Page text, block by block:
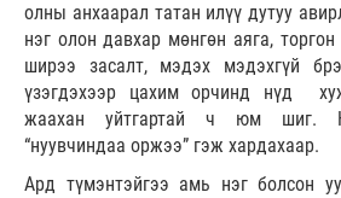
олны анхаарал татан илүү дутуу
нэг олон давхар мөнгөн аяга,
ширээ засалт, мэдэх мэдэхгүй
үзэгдэхээр цахим орчинд нүд
жаахан уйтгартай ч юм шиг.
“нуувчиндаа оржээ” гэж хардахаар.
Ард түмэнтэйгээ амь нэг болсон